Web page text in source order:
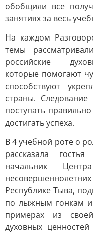
обобщили все
занятиях за весь
На каждом
темы
российские
которые помогают
способствуют
страны.
поступать
достигать успеха.
В 4 учебной роте о
рассказала
начальник
Республике Тыва,
по лыжным гонкам
примерах из
духовных